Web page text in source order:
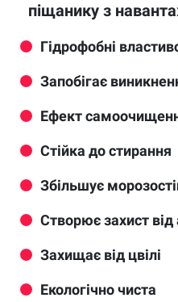
піщанику з
Гідрофобні
Запобігає
Ефект
Стійка до стирання
Збільшує
Створює захист
Захищає від цвілі
Екологічно чиста